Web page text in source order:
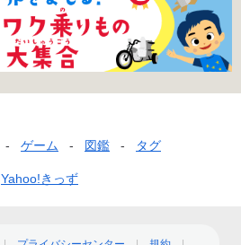
ゲーム 図鑑 タグ
Yahoo!きっず